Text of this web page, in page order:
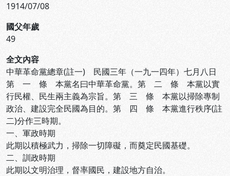
1914/07/08
國父年歲
49
全文內容
中華革命黨總章(註一) 民國三年（一九一四年）七月八日
第 一 條 本黨名曰中華革命黨。第 二 條 本黨以實
行民權、民生兩主義為宗旨。第 三 條 本黨以掃除專制
政治、建設完全民國為目的。第 四 條 本黨進行秩序(註
二)分作三時期。
一、軍政時期
此期以積極武力，掃除一切障礙，而奠定民國基礎。
二、訓政時期
此期以文明治理，督率國民，建設地方自治。